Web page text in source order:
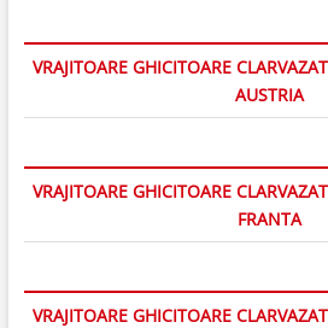
VRAJITOARE GHICITOARE
AUSTRIA
VRAJITOARE GHICITOARE
FRANTA
VRAJITOARE GHICITOARE